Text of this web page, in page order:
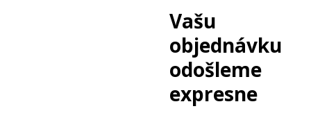
Vašu
objednávku
odošleme
expresne